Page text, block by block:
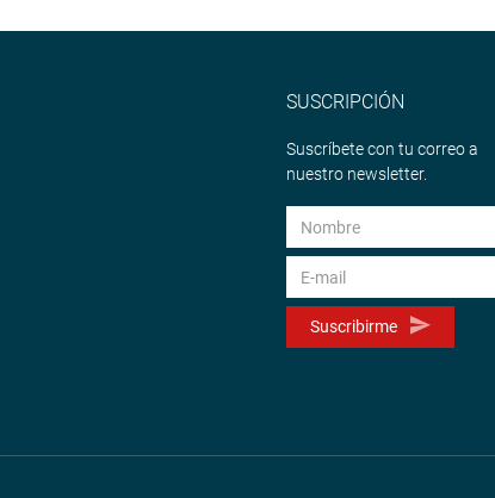
SUSCRIPCIÓN
Suscríbete con tu correo a
nuestro newsletter.
Suscribirme